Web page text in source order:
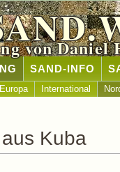
von Daniel
SAND-INFO
Europa International
Kuba